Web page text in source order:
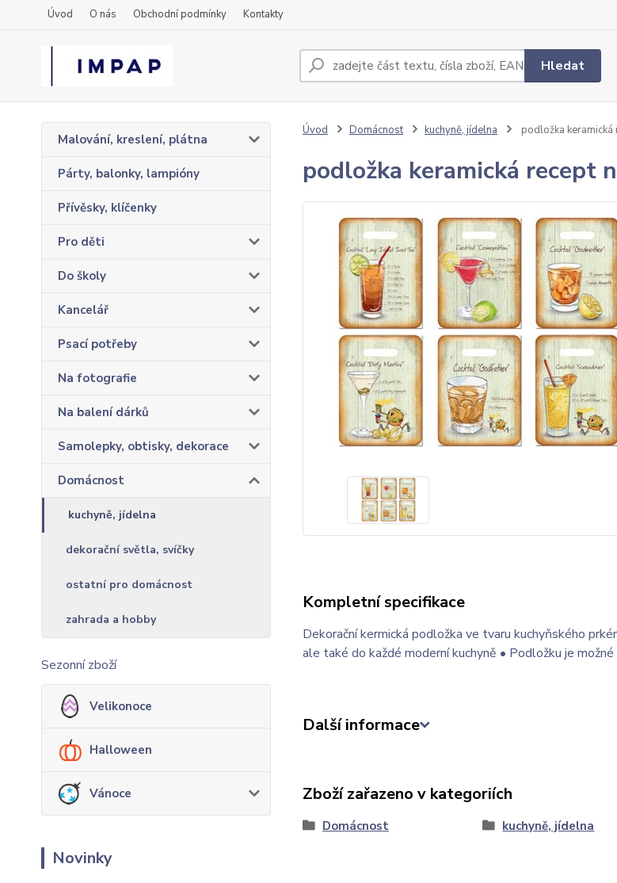
Úvod O nás Obchodní podmínky Kontakty
Hledat
Malování, kreslení, plátna
Párty, balonky, lampióny
Přívěsky, klíčenky
Pro děti
Do školy
Kancelář
Psací potřeby
Na fotografie
Na balení dárků
Samolepky, obtisky, dekorace
Domácnost
kuchyně, jídelna
dekorační světla, svíčky
ostatní pro domácnost
zahrada a hobby
Sezonní zboží
Velikonoce
Halloween
Vánoce
Novinky
Úvod Domácnost kuchyně, jídelna podložka
podložka keramická recept
Kompletní specifikace
Dekorační kermická podložka ve tvaru kuchyňského
ale také do každé moderní kuchyně • Podložku je
Další informace
Zboží zařazeno v kategoriích
Domácnost kuchyně, jídelna